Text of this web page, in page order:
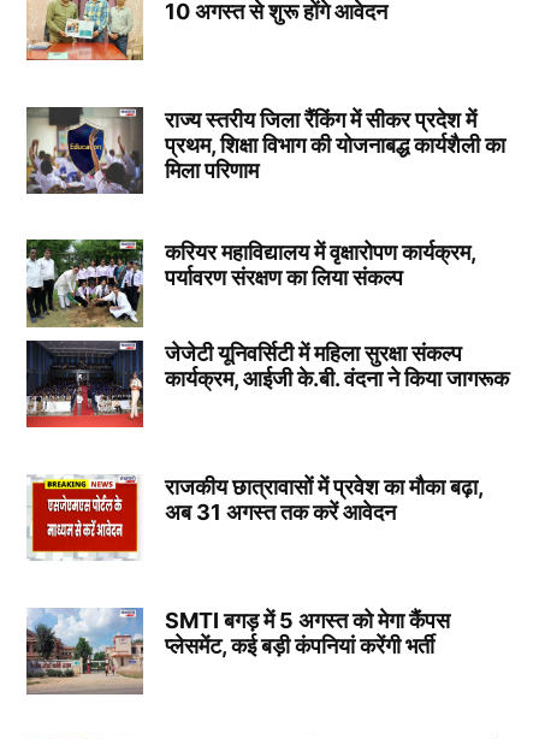
10 अगस्त से शुरू होंगे आवेदन
राज्य स्तरीय जिला रैंकिंग में सीकर प्रदेश में
प्रथम, शिक्षा विभाग की योजनाबद्ध कार्यशैली का
मिला परिणाम
करियर महाविद्यालय में वृक्षारोपण कार्यक्रम,
पर्यावरण संरक्षण का लिया संकल्प
जेजेटी यूनिवर्सिटी में महिला सुरक्षा संकल्प
कार्यक्रम, आईजी के.बी. वंदना ने किया जागरूक
राजकीय छात्रावासों में प्रवेश का मौका बढ़ा,
अब 31 अगस्त तक करें आवेदन
SMTI बगड़ में 5 अगस्त को मेगा कैंपस
प्लेसमेंट, कई बड़ी कंपनियां करेंगी भर्ती